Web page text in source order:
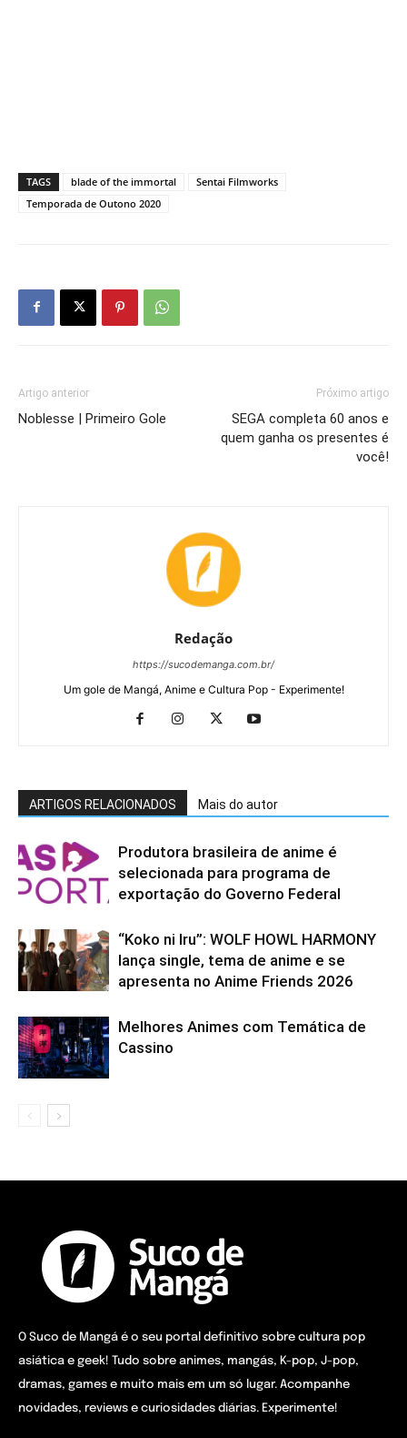
TAGS blade of the immortal
Sentai Filmworks
Temporada de Outono 2020
Artigo anterior
Noblesse | Primeiro Gole
Próximo artigo
SEGA completa 60 anos e
quem ganha os presentes é
você!
Redação
https://sucodemanga.com.br/
Um gole de Mangá, Anime e Cultura Pop - Experimente!
ARTIGOS RELACIONADOS Mais do autor
Produtora brasileira de anime é
selecionada para programa de
exportação do Governo Federal
“Koko ni Iru”: WOLF HOWL HARMONY
lança single, tema de anime e se
apresenta no Anime Friends 2026
Melhores Animes com Temática de
Cassino
O Suco de Mangá é o seu portal definitivo sobre cultura pop
asiática e geek! Tudo sobre animes, mangás, K-pop, J-pop,
dramas, games e muito mais em um só lugar. Acompanhe
novidades, reviews e curiosidades diárias. Experimente!